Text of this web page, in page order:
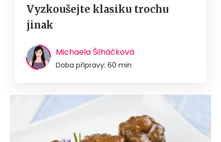
Vyzkoušejte klasiku trochu
jinak
Michaela Šilháčková
Doba přípravy: 60 min